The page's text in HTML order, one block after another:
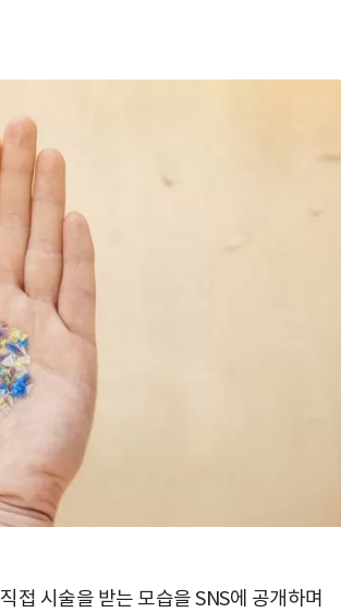
접 시술을 받는 모습을 SNS에 공개하며